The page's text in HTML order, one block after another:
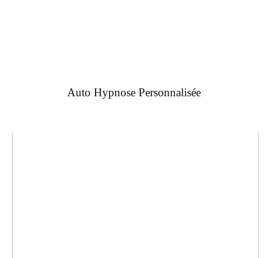
Auto Hypnose Personnalisée